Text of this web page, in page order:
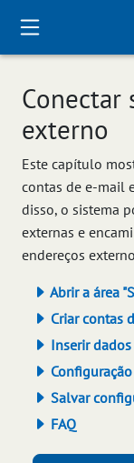
Conectar
externo
Este capítulo
contas de e-mail
disso, o sistema
externas e
endereços
Abrir a área
Criar contas
Inserir
Salvar
FAQ